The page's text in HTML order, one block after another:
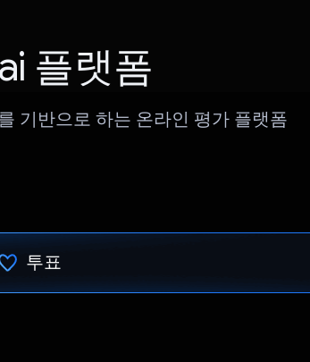
플랫폼
기반으로 하는 온라인 평가 플랫폼
투표